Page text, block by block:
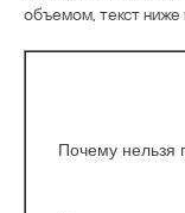
объемом, текст ниже
Почему нельзя